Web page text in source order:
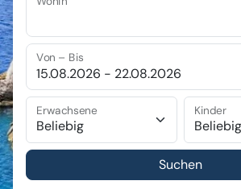
Von – Bis
Erwachsene Kinder